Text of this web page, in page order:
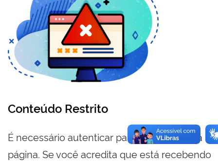
Conteúdo Restrito
É necessário autenticar para visualizar essa
página. Se você acredita que está recebendo